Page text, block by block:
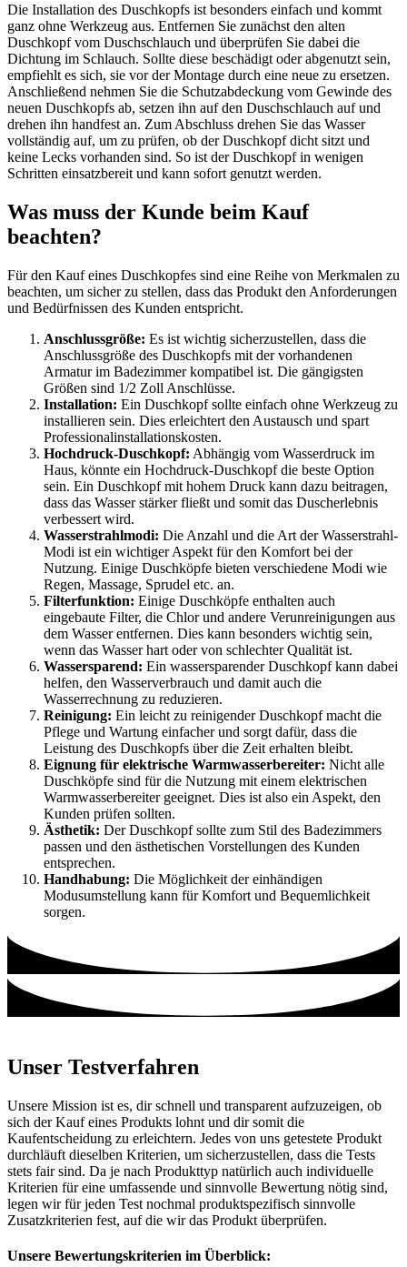
Die Installation des Duschkopfs ist besonders einfach und kommt
ganz ohne Werkzeug aus. Entfernen Sie zunächst den alten
Duschkopf vom Duschschlauch und überprüfen Sie dabei die
Dichtung im Schlauch. Sollte diese beschädigt oder abgenutzt sein,
empfiehlt es sich, sie vor der Montage durch eine neue zu ersetzen.
Anschließend nehmen Sie die Schutzabdeckung vom Gewinde des
neuen Duschkopfs ab, setzen ihn auf den Duschschlauch auf und
drehen ihn handfest an. Zum Abschluss drehen Sie das Wasser
vollständig auf, um zu prüfen, ob der Duschkopf dicht sitzt und
keine Lecks vorhanden sind. So ist der Duschkopf in wenigen
Schritten einsatzbereit und kann sofort genutzt werden.
Was muss der Kunde beim Kauf
beachten?
Für den Kauf eines Duschkopfes sind eine Reihe von Merkmalen zu
beachten, um sicher zu stellen, dass das Produkt den Anforderungen
und Bedürfnissen des Kunden entspricht.
Anschlussgröße: Es ist wichtig sicherzustellen, dass die
Anschlussgröße des Duschkopfs mit der vorhandenen
Armatur im Badezimmer kompatibel ist. Die gängigsten
Größen sind 1/2 Zoll Anschlüsse.
Installation: Ein Duschkopf sollte einfach ohne Werkzeug zu
installieren sein. Dies erleichtert den Austausch und spart
Professionalinstallationskosten.
Hochdruck-Duschkopf: Abhängig vom Wasserdruck im
Haus, könnte ein Hochdruck-Duschkopf die beste Option
sein. Ein Duschkopf mit hohem Druck kann dazu beitragen,
dass das Wasser stärker fließt und somit das Duscherlebnis
verbessert wird.
Wasserstrahlmodi: Die Anzahl und die Art der Wasserstrahl-
Modi ist ein wichtiger Aspekt für den Komfort bei der
Nutzung. Einige Duschköpfe bieten verschiedene Modi wie
Regen, Massage, Sprudel etc. an.
Filterfunktion: Einige Duschköpfe enthalten auch
eingebaute Filter, die Chlor und andere Verunreinigungen aus
dem Wasser entfernen. Dies kann besonders wichtig sein,
wenn das Wasser hart oder von schlechter Qualität ist.
Wassersparend: Ein wassersparender Duschkopf kann dabei
helfen, den Wasserverbrauch und damit auch die
Wasserrechnung zu reduzieren.
Reinigung: Ein leicht zu reinigender Duschkopf macht die
Pflege und Wartung einfacher und sorgt dafür, dass die
Leistung des Duschkopfs über die Zeit erhalten bleibt.
Eignung für elektrische Warmwasserbereiter: Nicht alle
Duschköpfe sind für die Nutzung mit einem elektrischen
Warmwasserbereiter geeignet. Dies ist also ein Aspekt, den
Kunden prüfen sollten.
Ästhetik: Der Duschkopf sollte zum Stil des Badezimmers
passen und den ästhetischen Vorstellungen des Kunden
entsprechen.
Handhabung: Die Möglichkeit der einhändigen
Modusumstellung kann für Komfort und Bequemlichkeit
sorgen.
Unser Testverfahren
Unsere Mission ist es, dir schnell und transparent aufzuzeigen, ob
sich der Kauf eines Produkts lohnt und dir somit die
Kaufentscheidung zu erleichtern. Jedes von uns getestete Produkt
durchläuft dieselben Kriterien, um sicherzustellen, dass die Tests
stets fair sind. Da je nach Produkttyp natürlich auch individuelle
Kriterien für eine umfassende und sinnvolle Bewertung nötig sind,
legen wir für jeden Test nochmal produktspezifisch sinnvolle
Zusatzkriterien fest, auf die wir das Produkt überprüfen.
Unsere Bewertungskriterien im Überblick: